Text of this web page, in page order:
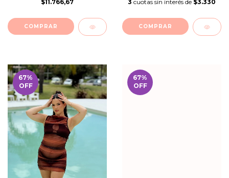
$11.766,67
COMPRAR
3 cuotas sin interés de $3.330
COMPRAR
67%
OFF
67%
OFF